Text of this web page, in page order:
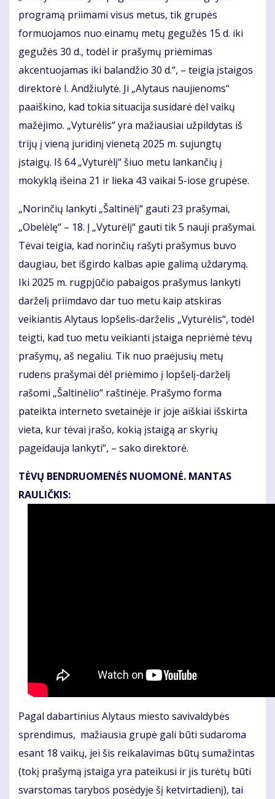
programą priimami visus metus, tik grupės
formuojamos nuo einamų metų gegužės 15 d. iki
gegužės 30 d., todėl ir prašymų priėmimas
akcentuojamas iki balandžio 30 d.“, – teigia įstaigos
direktorė I. Andžiulytė. Ji „Alytaus naujienoms“
paaiškino, kad tokia situacija susidarė dėl vaikų
mažėjimo. „Vyturėlis“ yra mažiausiai užpildytas iš
trijų į vieną juridinį vienetą 2025 m. sujungtų
įstaigų. Iš 64 „Vyturėlį“ šiuo metu lankančių į
mokyklą išeina 21 ir lieka 43 vaikai 5-iose grupėse.
„Norinčių lankyti „Šaltinėlį“ gauti 23 prašymai,
„Obelėlę“ – 18. Į „Vyturėlį“ gauti tik 5 nauji prašymai.
Tėvai teigia, kad norinčių rašyti prašymus buvo
daugiau, bet išgirdo kalbas apie galimą uždarymą.
Iki 2025 m. rugpjūčio pabaigos prašymus lankyti
darželį priimdavo dar tuo metu kaip atskiras
veikiantis Alytaus lopšelis-darželis „Vyturėlis“, todėl
teigti, kad tuo metu veikianti įstaiga nepriėmė tėvų
prašymų, aš negaliu. Tik nuo praėjusių metų
rudens prašymai dėl priėmimo į lopšelį-darželį
rašomi „Šaltinėlio“ raštinėje. Prašymo forma
pateikta interneto svetainėje ir joje aiškiai išskirta
vieta, kur tėvai įrašo, kokią įstaigą ar skyrių
pageidauja lankyti“, – sako direktorė.
TĖVŲ BENDRUOMENĖS NUOMONĖ. MANTAS
RAULIČKIS:
Pagal dabartinius Alytaus miesto savivaldybės
sprendimus, mažiausia grupė gali būti sudaroma
esant 18 vaikų, jei šis reikalavimas būtų sumažintas
(tokį prašymą įstaiga yra pateikusi ir jis turėtų būti
svarstomas tarybos posėdyje šį ketvirtadienį), tai